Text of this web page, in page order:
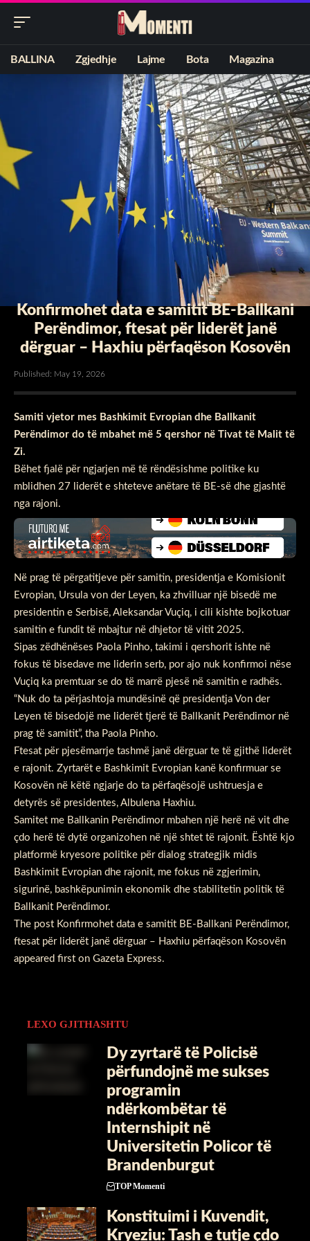
BALLINA Zgjedhje Lajme Bota Magazina
Konfirmohet data e samitit BE-Ballkani
Perëndimor, ftesat për liderët janë
dërguar – Haxhiu përfaqëson Kosovën
Published: May 19, 2026
Samiti vjetor mes Bashkimit Evropian dhe Ballkanit
Perëndimor do të mbahet më 5 qershor në Tivat të Malit të
Zi.
Bëhet fjalë për ngjarjen më të rëndësishme politike ku
mblidhen 27 liderët e shteteve anëtare të BE-së dhe gjashtë
nga rajoni.
Në prag të përgatitjeve për samitin, presidentja e Komisionit
Evropian, Ursula von der Leyen, ka zhvilluar një bisedë me
presidentin e Serbisë, Aleksandar Vuçiq, i cili kishte bojkotuar
samitin e fundit të mbajtur në dhjetor të vitit 2025.
Sipas zëdhënëses Paola Pinho, takimi i qershorit ishte në
fokus të bisedave me liderin serb, por ajo nuk konfirmoi nëse
Vuçiq ka premtuar se do të marrë pjesë në samitin e radhës.
“Nuk do ta përjashtoja mundësinë që presidentja Von der
Leyen të bisedojë me liderët tjerë të Ballkanit Perëndimor në
prag të samitit”, tha Paola Pinho.
Ftesat për pjesëmarrje tashmë janë dërguar te të gjithë liderët
e rajonit. Zyrtarët e Bashkimit Evropian kanë konfirmuar se
Kosovën në këtë ngjarje do ta përfaqësojë ushtruesja e
detyrës së presidentes, Albulena Haxhiu.
Samitet me Ballkanin Perëndimor mbahen një herë në vit dhe
çdo herë të dytë organizohen në një shtet të rajonit. Është kjo
platformë kryesore politike për dialog strategjik midis
Bashkimit Evropian dhe rajonit, me fokus në zgjerimin,
sigurinë, bashkëpunimin ekonomik dhe stabilitetin politik të
Ballkanit Perëndimor.
The post Konfirmohet data e samitit BE-Ballkani Perëndimor,
ftesat për liderët janë dërguar – Haxhiu përfaqëson Kosovën
appeared first on Gazeta Express.
LEXO GJITHASHTU
Dy zyrtarë të Policisë
përfundojnë me sukses
programin
ndërkombëtar të
Internshipit në
Universitetin Policor të
Brandenburgut
TOP Momenti
​Konstituimi i Kuvendit,
Kryeziu: Tash e tutje çdo